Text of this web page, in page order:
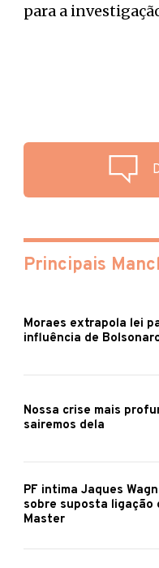
para a
Principais
Moraes extrapola lei
influência de
Nossa crise mais
sairemos dela
PF intima Jaques
sobre suposta ligação
Master